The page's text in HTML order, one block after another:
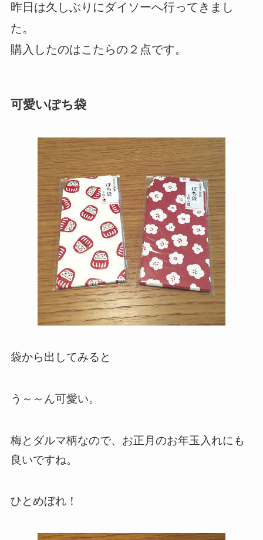
昨日は久しぶりにダイソーへ行ってきまし
た。
購入したのはこたらの２点です。
可愛いぽち袋
袋から出してみると
う～～ん可愛い。
梅とダルマ柄なので、お正月のお年玉入れにも
良いですね。
ひとめぼれ！